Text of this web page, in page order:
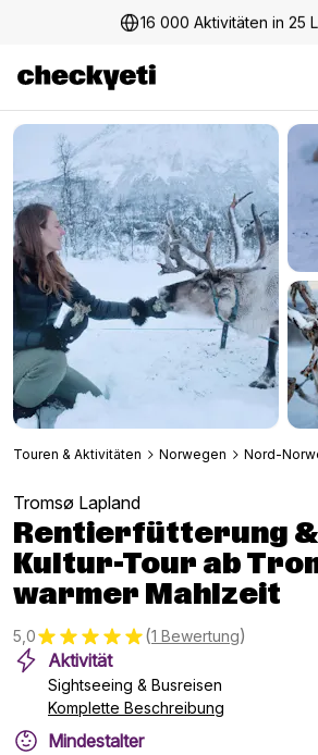
2 Millionen+ glückliche
Touren & Aktivitäten Norwegen Nord-
Tromsø Lapland
Rentierfütterung &
Kultur-Tour ab
warmer Mahlzeit
5,0 (1 Bewertung)
Aktivität
Sightseeing & Busreisen
Komplette Beschreibung
Mindestalter